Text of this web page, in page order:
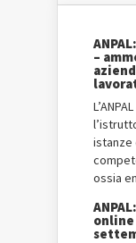
–
istanze
ossia
online